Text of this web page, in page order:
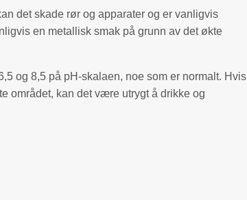
det skade rør og apparater og er vanligvis
en metallisk smak på grunn av det økte
og 8,5 på pH-skalaen, noe som er normalt. Hvis
området, kan det være utrygt å drikke og